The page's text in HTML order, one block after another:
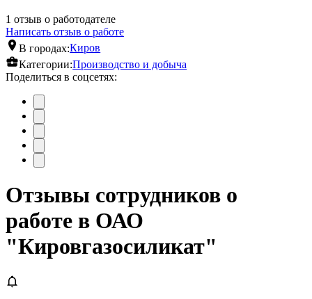
1 отзыв о работодателе
Написать отзыв о работе
В городах:Киров
Категории:Производство и добыча
Поделиться в соцсетях:
Отзывы сотрудников о
работе в ОАО
"Кировгазосиликат"